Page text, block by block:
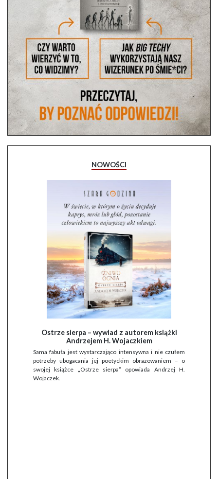
NOWOŚCI
Ostrze sierpa – wywiad z autorem książki
Andrzejem H. Wojaczkiem
Sama fabuła jest wystarczająco intensywna i nie czułem
potrzeby ubogacania jej poetyckim obrazowaniem – o
swojej książce „Ostrze sierpa” opowiada Andrzej H.
Wojaczek.